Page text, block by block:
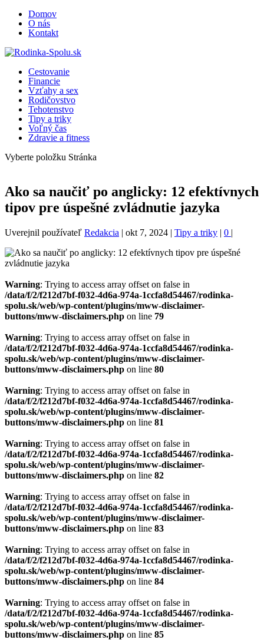
Domov
O nás
Kontakt
Cestovanie
Financie
Vzťahy a sex
Rodičovstvo
Tehotenstvo
Tipy a triky
Voľný čas
Zdravie a fitness
Vyberte položku Stránka
Ako sa naučiť po anglicky: 12 efektívnych
tipov pre úspešné zvládnutie jazyka
Uverejnil používateľ Redakcia | okt 7, 2024 | Tipy a triky | 0 |
Warning: Trying to access array offset on false in
/data/f/2/f212d7bf-f032-4d6a-974a-1ccfa8d54467/rodinka-
spolu.sk/web/wp-content/plugins/mww-disclaimer-
buttons/mww-disclaimers.php on line 79
Warning: Trying to access array offset on false in
/data/f/2/f212d7bf-f032-4d6a-974a-1ccfa8d54467/rodinka-
spolu.sk/web/wp-content/plugins/mww-disclaimer-
buttons/mww-disclaimers.php on line 80
Warning: Trying to access array offset on false in
/data/f/2/f212d7bf-f032-4d6a-974a-1ccfa8d54467/rodinka-
spolu.sk/web/wp-content/plugins/mww-disclaimer-
buttons/mww-disclaimers.php on line 81
Warning: Trying to access array offset on false in
/data/f/2/f212d7bf-f032-4d6a-974a-1ccfa8d54467/rodinka-
spolu.sk/web/wp-content/plugins/mww-disclaimer-
buttons/mww-disclaimers.php on line 82
Warning: Trying to access array offset on false in
/data/f/2/f212d7bf-f032-4d6a-974a-1ccfa8d54467/rodinka-
spolu.sk/web/wp-content/plugins/mww-disclaimer-
buttons/mww-disclaimers.php on line 83
Warning: Trying to access array offset on false in
/data/f/2/f212d7bf-f032-4d6a-974a-1ccfa8d54467/rodinka-
spolu.sk/web/wp-content/plugins/mww-disclaimer-
buttons/mww-disclaimers.php on line 84
Warning: Trying to access array offset on false in
/data/f/2/f212d7bf-f032-4d6a-974a-1ccfa8d54467/rodinka-
spolu.sk/web/wp-content/plugins/mww-disclaimer-
buttons/mww-disclaimers.php on line 85